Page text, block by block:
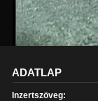
ADATLAP
Inzertszöveg: